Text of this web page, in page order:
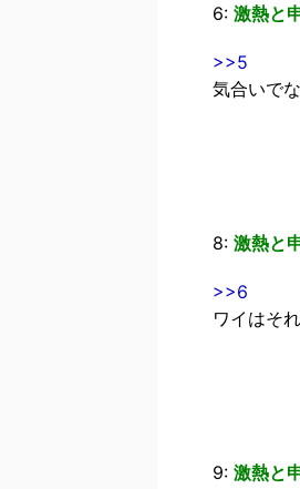
6: 激熱と
>>5
気合いで
8: 激熱と
>>6
ワイはそ
9: 激熱と